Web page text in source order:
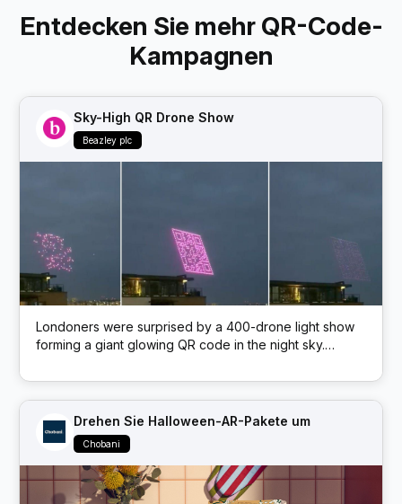
Entdecken Sie mehr QR-Code-
Kampagnen
Sky-High QR Drone Show
Beazley plc
Londoners were surprised by a 400-drone light show
forming a giant glowing QR code in the night sky.
website – a novel marketing stunt blending tech and
spectacle.
Drehen Sie Halloween-AR-Pakete um
Chobani